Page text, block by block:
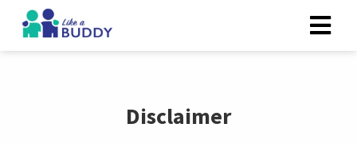
Disclaimer